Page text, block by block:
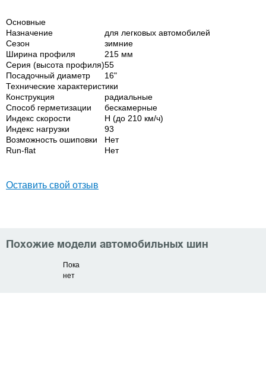
Основные
Назначение
для легковых автомобилей
Сезон
зимние
Ширина профиля
215 мм
Серия (высота профиля)55
Посадочный диаметр
16"
Технические характеристики
Конструкция
радиальные
Способ герметизации
бескамерные
Индекс скорости
H (до 210 км/ч)
Индекс нагрузки
93
Возможность ошиповки
Нет
Run-flat
Нет
Оставить свой отзыв
Похожие модели автомобильных шин
Пока
нет